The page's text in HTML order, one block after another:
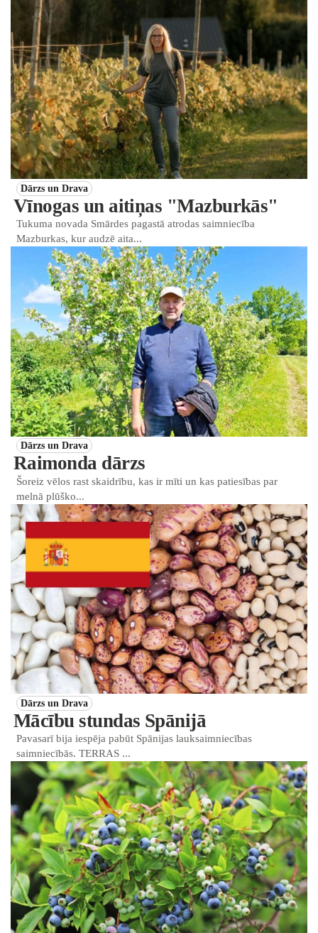
Dārzs un Drava
Vīnogas un aitiņas "Mazburkās"
Tukuma novada Smārdes pagastā atrodas saimniecība
Mazburkas, kur audzē aita...
Dārzs un Drava
Raimonda dārzs
Šoreiz vēlos rast skaidrību, kas ir mīti un kas patiesības par
melnā plūško...
Dārzs un Drava
Mācību stundas Spānijā
Pavasarī bija iespēja pabūt Spānijas lauksaimniecības
saimniecībās. TERRAS ...